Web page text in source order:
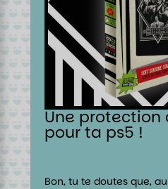
Une
pour ta ps5 !
Bon, tu te doutes que,